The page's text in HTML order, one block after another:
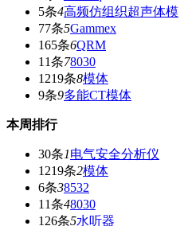
5条4高频仿组织超声体模
77条5Gammex
165条6QRM
11条78030
1219条8模体
9条9多能CT模体
本周排行
30条1电气安全分析仪
1219条2模体
6条38532
11条48030
126条5水听器